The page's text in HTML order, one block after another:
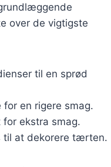
over de vigtigste
til en sprød
en rigere smag.
ekstra smag.
til at dekorere tærten.